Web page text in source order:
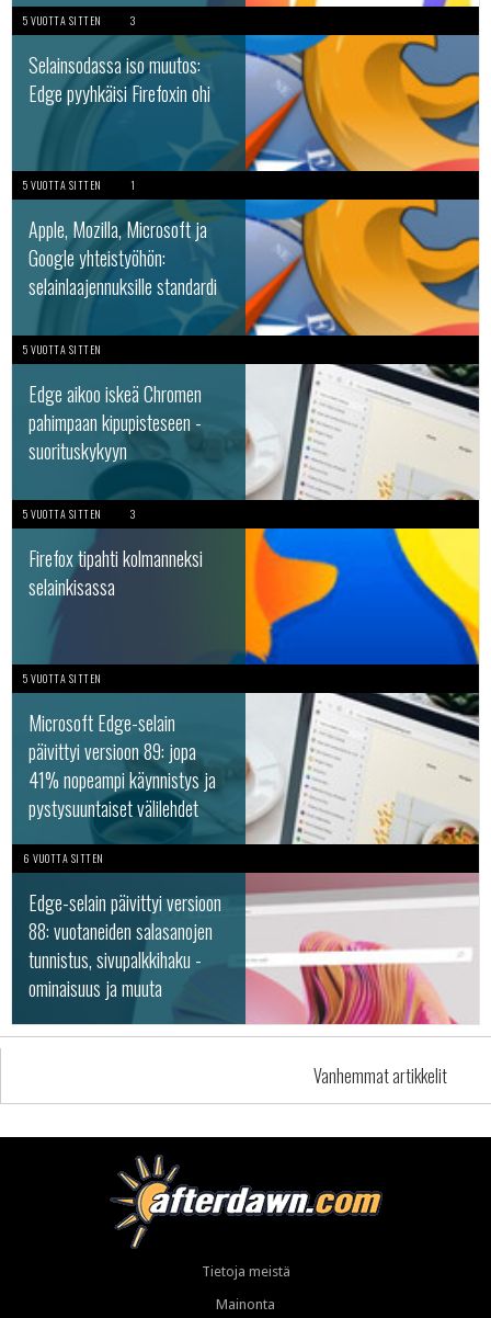
5 VUOTTA SITTEN 3
Selainsodassa iso muutos:
Edge pyyhkäisi Firefoxin ohi
5 VUOTTA SITTEN 1
Apple, Mozilla, Microsoft ja
Google yhteistyöhön:
selainlaajennuksille standardi
5 VUOTTA SITTEN
Edge aikoo iskeä Chromen
pahimpaan kipupisteseen -
suorituskykyyn
5 VUOTTA SITTEN 3
Firefox tipahti kolmanneksi
selainkisassa
5 VUOTTA SITTEN
Microsoft Edge-selain
päivittyi versioon 89: jopa
41% nopeampi käynnistys ja
pystysuuntaiset välilehdet
6 VUOTTA SITTEN
Edge-selain päivittyi versioon
88: vuotaneiden salasanojen
tunnistus, sivupalkkihaku -
ominaisuus ja muuta
Vanhemmat artikkelit
Tietoja meistä
Mainonta